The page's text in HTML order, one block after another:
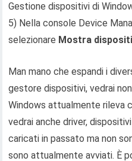
Gestione dispositivi di
5) Nella console Device
selezionare Mostra
Man mano che espandi i
gestore dispositivi, vedrai
Windows attualmente rileva
vedrai anche driver,
caricati in passato ma non
sono attualmente avviati. È